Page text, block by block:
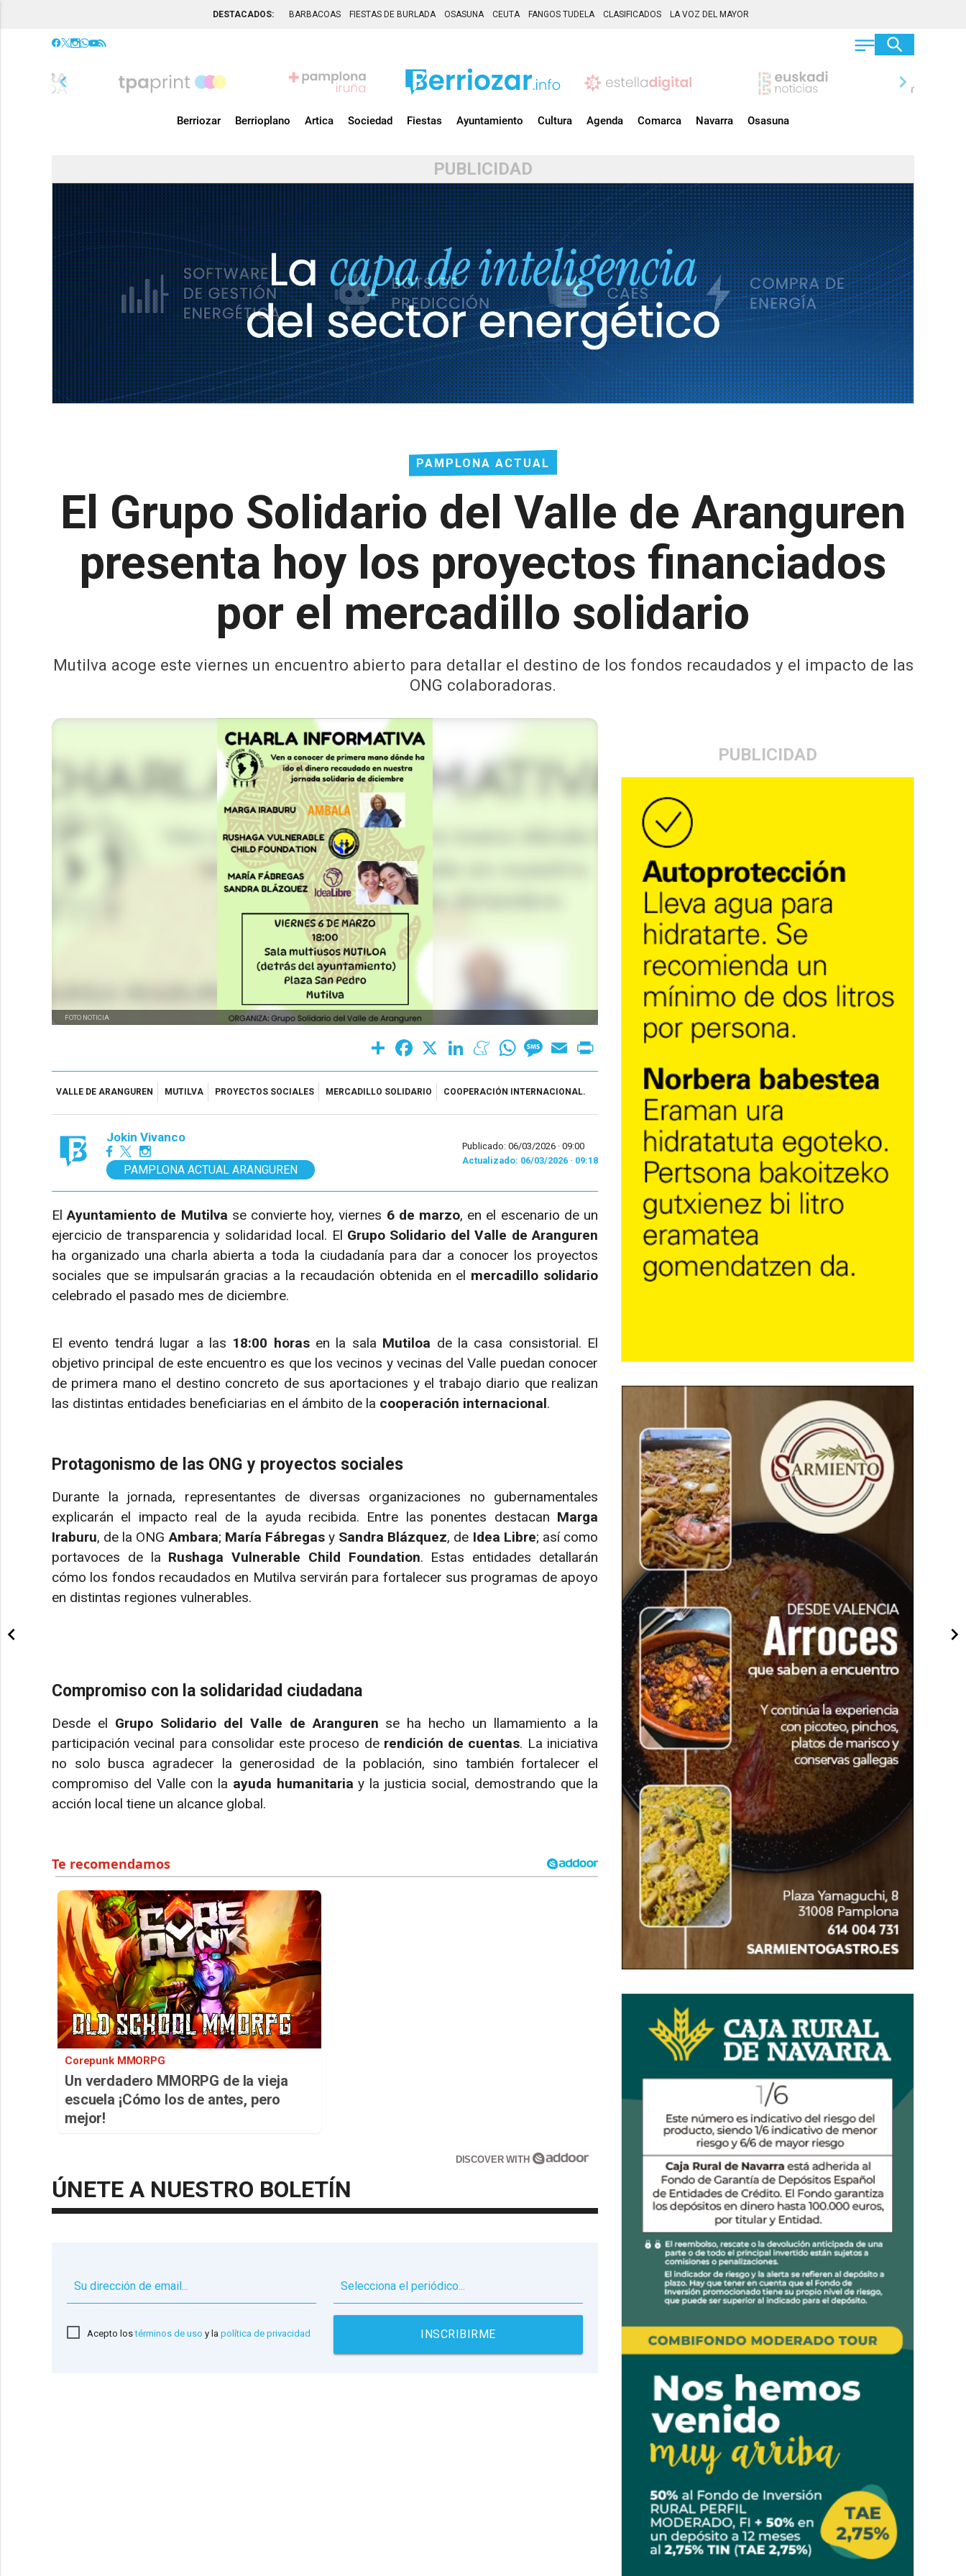
DESTACADOS: BARBACOAS FIESTAS DE BURLADA OSASUNA CEUTA FANGOS TUDELA CLASIFICADOS LA VOZ DEL MAYOR
chevron_left chevron_right
Berriozar Berrioplano Artica Sociedad Fiestas Ayuntamiento Cultura Agenda Comarca Navarra Osasuna
PUBLICIDAD
PAMPLONA ACTUAL
El Grupo Solidario del Valle de Aranguren
presenta hoy los proyectos financiados
por el mercadillo solidario
Mutilva acoge este viernes un encuentro abierto para detallar el destino de los fondos recaudados y el impacto de las
ONG colaboradoras.
PUBLICIDAD
FOTO NOTICIA
Share Facebook LinkedInMeneameWhatsAppMessage
Email
VALLE DE ARANGUREN MUTILVA PROYECTOS SOCIALES MERCADILLO SOLIDARIO COOPERACIÓN INTERNACIONAL.
Jokin Vivanco
PAMPLONA ACTUAL ARANGUREN
Publicado: 06/03/2026 · 09:00
Actualizado: 06/03/2026 · 09:18
ElAyuntamiento de Mutilva se convierte hoy, viernes 6 de marzo, en el escenario de un
ejercicio de transparencia y solidaridad local. El Grupo Solidario del Valle de Aranguren
ha organizado una charla abierta a toda la ciudadanía para dar a conocer los proyectos
sociales que se impulsarán gracias a la recaudación obtenida en el mercadillo solidario
celebrado el pasado mes de diciembre.
El evento tendrá lugar a las 18:00 horasen la sala Mutiloa de la casa consistorial. El
objetivo principal de este encuentro es que los vecinos y vecinas del Valle puedan conocer
de primera mano el destino concreto de sus aportaciones y el trabajo diario que realizan
las distintas entidades beneficiarias en el ámbito de la cooperación internacional.
Protagonismo de las ONG y proyectos sociales
Durante la jornada, representantes de diversas organizaciones no gubernamentales
explicarán el impacto real de la ayuda recibida. Entre las ponentes destacan Marga
Iraburu, de la ONGAmbara; María Fábregasy Sandra Blázquez, de Idea Libre; así como
portavoces de la Rushaga Vulnerable Child Foundation. Estas entidades detallarán
cómo los fondos recaudados en Mutilva servirán para fortalecer sus programas de apoyo
en distintas regiones vulnerables.
Compromiso con la solidaridad ciudadana
Desde el Grupo Solidario del Valle de Aranguren se ha hecho un llamamiento a la
participación vecinal para consolidar este proceso de rendición de cuentas. La iniciativa
no solo busca agradecer la generosidad de la población, sino también fortalecer el
compromiso del Valle con la ayuda humanitaria y la justicia social, demostrando que la
acción local tiene un alcance global.
Corepunk MMORPG
Un verdadero MMORPG de la vieja
escuela ¡Cómo los de antes, pero
mejor!
DISCOVER WITH
ÚNETE A NUESTRO BOLETÍN
Acepto lostérminos de uso y la política de privacidad INSCRIBIRME